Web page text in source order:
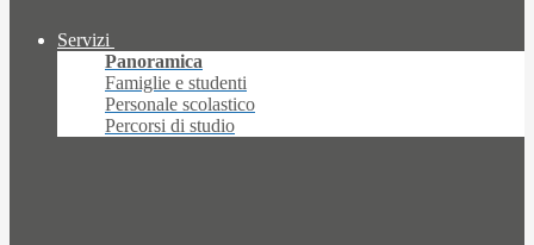
Servizi
Panoramica
Famiglie e studenti
Personale scolastico
Percorsi di studio